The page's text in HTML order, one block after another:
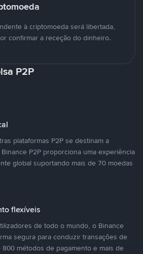
à criptomoeda será libertada,
confirmar a receção do dinheiro.
P2P
plataformas P2P se destinam a
P2P proporciona uma experiência
global suportando mais de 70 moedas
flexíveis
de todo o mundo, o Binance
segura para conduzir transações de
métodos de pagamento e mais de